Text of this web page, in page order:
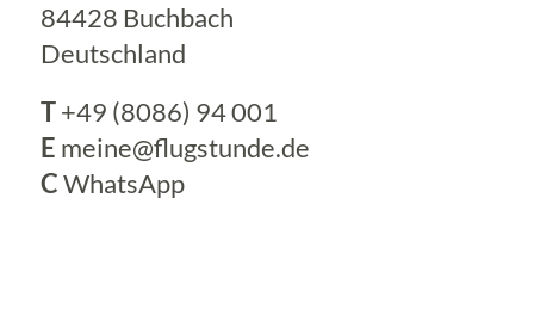
84428 Buchbach
Deutschland
T +49 (8086) 94 001
E meine@flugstunde.de
CWhatsApp